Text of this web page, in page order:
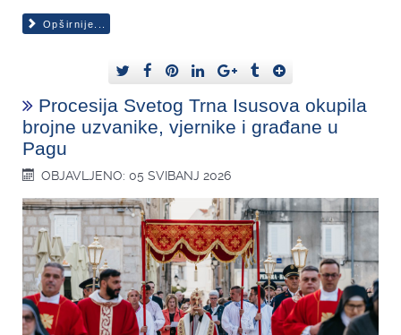
Opširnije...
Procesija Svetog Trna Isusova okupila
brojne uzvanike, vjernike i građane u
Pagu
OBJAVLJENO: 05 SVIBANJ 2026